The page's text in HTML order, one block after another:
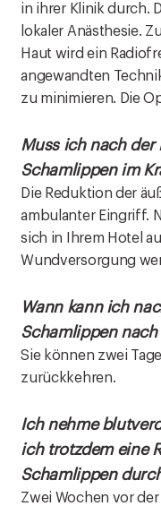
in ihrer Klinik durch.
lokaler Anästhesie.
Haut wird ein
angewandten
zu minimieren. Die
Muss ich nach der
Schamlippen im
Die Reduktion der
ambulanter Eingriff.
sich in Ihrem Hotel
Wundversorgung
Wann kann ich
Schamlippen nach
Sie können zwei
zurückkehren.
Ich nehme
ich trotzdem eine
Schamlippen
Zwei Wochen vor